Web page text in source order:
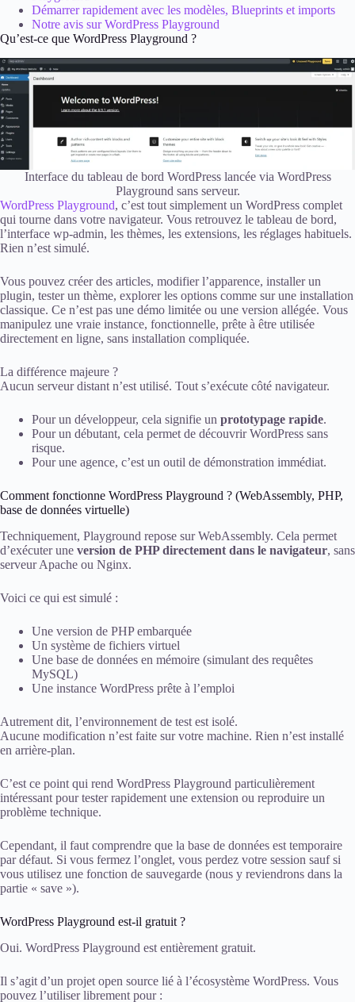
Démarrer rapidement avec les modèles, Blueprints et imports
Notre avis sur WordPress Playground
Qu’est-ce que WordPress Playground ?
Interface du tableau de bord WordPress lancée via WordPress
Playground sans serveur.
WordPress Playground, c’est tout simplement un WordPress complet
qui tourne dans votre navigateur. Vous retrouvez le tableau de bord,
l’interface wp-admin, les thèmes, les extensions, les réglages habituels.
Rien n’est simulé.
Vous pouvez créer des articles, modifier l’apparence, installer un
plugin, tester un thème, explorer les options comme sur une installation
classique. Ce n’est pas une démo limitée ou une version allégée. Vous
manipulez une vraie instance, fonctionnelle, prête à être utilisée
directement en ligne, sans installation compliquée.
La différence majeure ?
Aucun serveur distant n’est utilisé. Tout s’exécute côté navigateur.
Pour un développeur, cela signifie un prototypage rapide.
Pour un débutant, cela permet de découvrir WordPress sans
risque.
Pour une agence, c’est un outil de démonstration immédiat.
Comment fonctionne WordPress Playground ? (WebAssembly, PHP,
base de données virtuelle)
Techniquement, Playground repose sur WebAssembly. Cela permet
d’exécuter une version de PHP directement dans le navigateur, sans
serveur Apache ou Nginx.
Voici ce qui est simulé :
Une version de PHP embarquée
Un système de fichiers virtuel
Une base de données en mémoire (simulant des requêtes
MySQL)
Une instance WordPress prête à l’emploi
Autrement dit, l’environnement de test est isolé.
Aucune modification n’est faite sur votre machine. Rien n’est installé
en arrière-plan.
C’est ce point qui rend WordPress Playground particulièrement
intéressant pour tester rapidement une extension ou reproduire un
problème technique.
Cependant, il faut comprendre que la base de données est temporaire
par défaut. Si vous fermez l’onglet, vous perdez votre session sauf si
vous utilisez une fonction de sauvegarde (nous y reviendrons dans la
partie « save »).
WordPress Playground est-il gratuit ?
Oui. WordPress Playground est entièrement gratuit.
Il s’agit d’un projet open source lié à l’écosystème WordPress. Vous
pouvez l’utiliser librement pour :